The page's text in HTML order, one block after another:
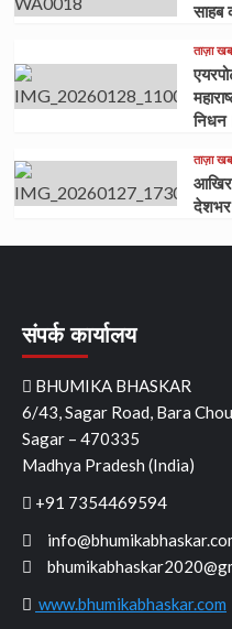
साहब
ताज़ा
ताज़ा
आखिर
देशभर
संपर्क कार्यालय
BHUMIKA BHASKAR
6/43, Sagar Road, Bara
Sagar – 470335
Madhya Pradesh (India)
+91 7354469594
www.bhumikabhaskar.com